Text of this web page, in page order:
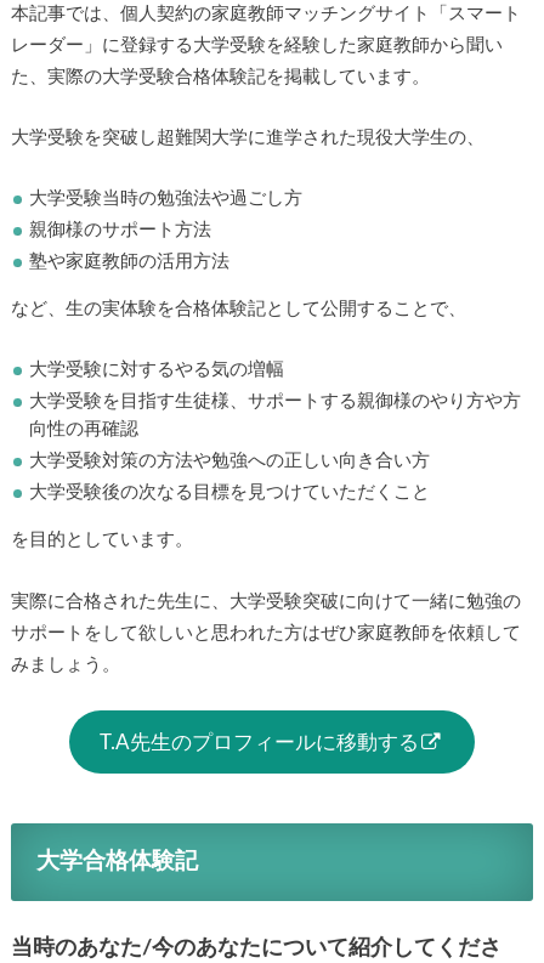
本記事では、個人契約の家庭教師マッチングサイト「スマート
レーダー」に登録する大学受験を経験した家庭教師から聞い
た、実際の大学受験合格体験記を掲載しています。
大学受験を突破し超難関大学に進学された現役大学生の、
大学受験当時の勉強法や過ごし方
親御様のサポート方法
塾や家庭教師の活用方法
など、生の実体験を合格体験記として公開することで、
大学受験に対するやる気の増幅
大学受験を目指す生徒様、サポートする親御様のやり方や方
向性の再確認
大学受験対策の方法や勉強への正しい向き合い方
大学受験後の次なる目標を見つけていただくこと
を目的としています。
実際に合格された先生に、大学受験突破に向けて一緒に勉強の
サポートをして欲しいと思われた方はぜひ家庭教師を依頼して
みましょう。
T.A先生のプロフィールに移動する
大学合格体験記
当時のあなた/今のあなたについて紹介してくださ